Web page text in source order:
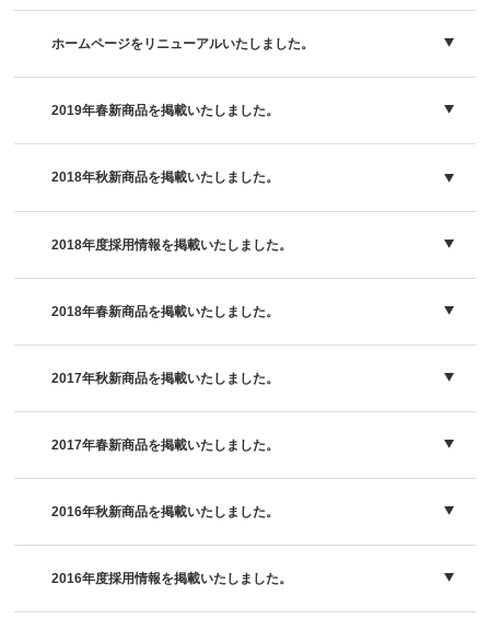
ホームページをリニューアルいたしました。
2019年春新商品を掲載いたしました。
2018年秋新商品を掲載いたしました。
2018年度採用情報を掲載いたしました。
2018年春新商品を掲載いたしました。
2017年秋新商品を掲載いたしました。
2017年春新商品を掲載いたしました。
2016年秋新商品を掲載いたしました。
2016年度採用情報を掲載いたしました。